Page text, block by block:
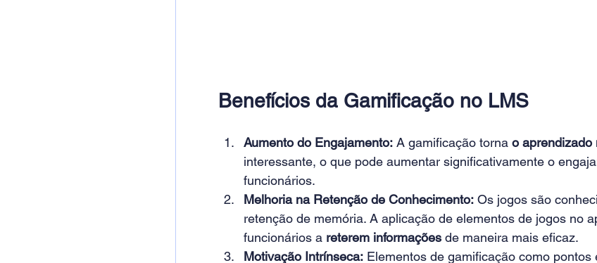
Benefícios da Gamificação no LMS
Aumento do Engajamento: A gamificação torna o aprendizado
interessante, o que pode aumentar significativamente o
funcionários.
Melhoria na Retenção de Conhecimento: Os jogos são
retenção de memória. A aplicação de elementos de jogos no
funcionários a reterem informações de maneira mais eficaz.
Motivação Intrínseca: Elementos de gamificação como pontos